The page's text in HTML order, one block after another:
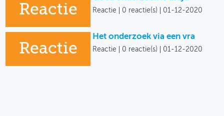
Reactie Reactie 0 reactie(s) 01-12-2020
Reactie
Het onderzoek via een vra
Reactie 0 reactie(s) 01-12-2020